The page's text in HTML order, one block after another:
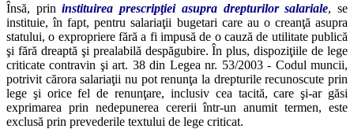
Însă, prininstituirea prescripţiei asupra drepturilor salariale, se
instituie, în fapt, pentru salariaţii bugetari care au o creanţă asupra
statului, o expropriere fără a fi impusă de o cauză de utilitate publică
şi fără dreaptă şi prealabilă despăgubire. În plus, dispoziţiile de lege
criticate contravin şi art. 38 din Legea nr. 53/2003 - Codul muncii,
potrivit cărora salariaţii nu pot renunţa la drepturile recunoscute prin
lege şi orice fel de renunţare, inclusiv cea tacită, care şi-ar găsi
exprimarea prin nedepunerea cererii într-un anumit termen, este
exclusă prin prevederile textului de lege criticat.